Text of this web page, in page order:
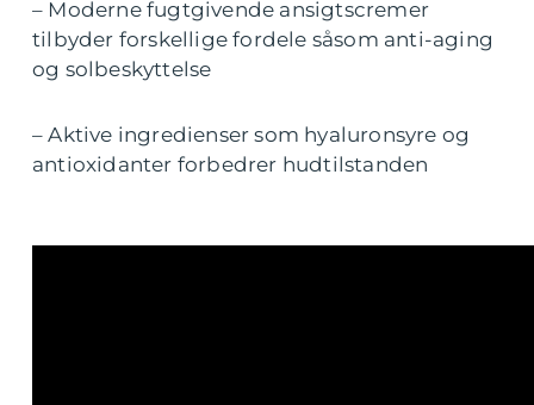
– Moderne fugtgivende ansigtscremer
tilbyder forskellige fordele såsom anti-aging
og solbeskyttelse
– Aktive ingredienser som hyaluronsyre og
antioxidanter forbedrer hudtilstanden